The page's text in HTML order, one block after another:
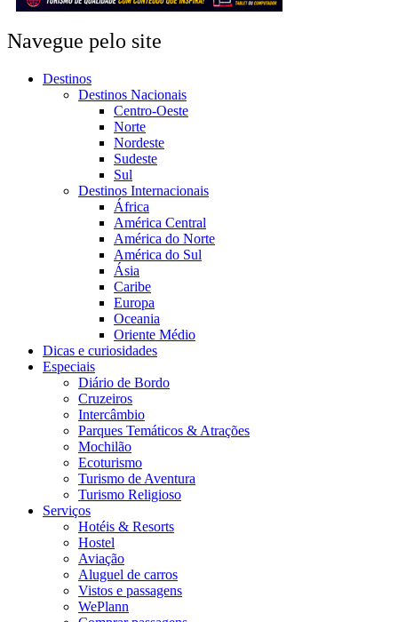
Navegue pelo site
Destinos
Destinos Nacionais
Centro-Oeste
Norte
Nordeste
Sudeste
Sul
Destinos Internacionais
África
América Central
América do Norte
América do Sul
Ásia
Caribe
Europa
Oceania
Oriente Médio
Dicas e curiosidades
Especiais
Diário de Bordo
Cruzeiros
Intercâmbio
Parques Temáticos & Atrações
Mochilão
Ecoturismo
Turismo de Aventura
Turismo Religioso
Serviços
Hotéis & Resorts
Hostel
Aviação
Aluguel de carros
Vistos e passagens
WePlann